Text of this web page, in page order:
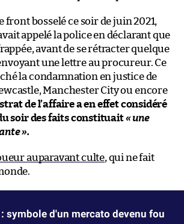
front bosselé ce soir de juin 2021,
appelé la police en déclarant que
avant de se rétracter quelque
une lettre au procureur. Ce
la condamnation en justice de
Manchester City ou encore
de l’affaire a en effet considéré
soir des faits constituait« une
».
auparavant culte, qui ne fait
symbole d'un mercato devenu fou